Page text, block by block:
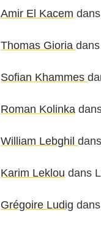
Amir El Kacem
Thomas Gioria
Sofian Khammes
Roman Kolinka
William Lebghil
Karim Leklou dans
Grégoire Ludig